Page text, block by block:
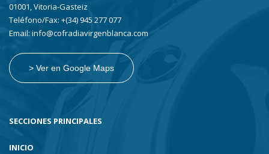
01001, Vitoria-Gasteiz
Teléfono/Fax: +(34) 945 277 077
Email: info@cofradiavirgenblanca.com
> Ver en Google Maps
SECCIONES PRINCIPALES
INICIO